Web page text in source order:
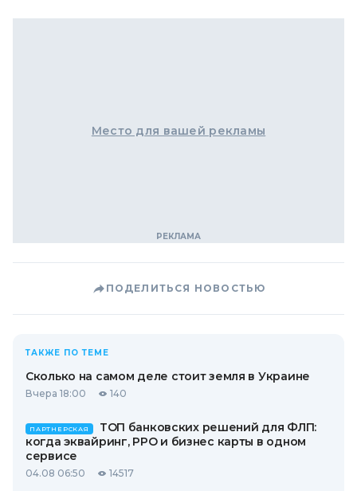
Место для вашей рекламы
ПОДЕЛИТЬСЯ НОВОСТЬЮ
ТАКЖЕ ПО ТЕМЕ
Сколько на самом деле стоит земля в Украине
Вчера 18:00 140
ПАРТНЕРСКАЯ
ТОП банковских решений для ФЛП:
когда эквайринг, РРО и бизнес карты в одном
сервисе
04.08 06:50 14517